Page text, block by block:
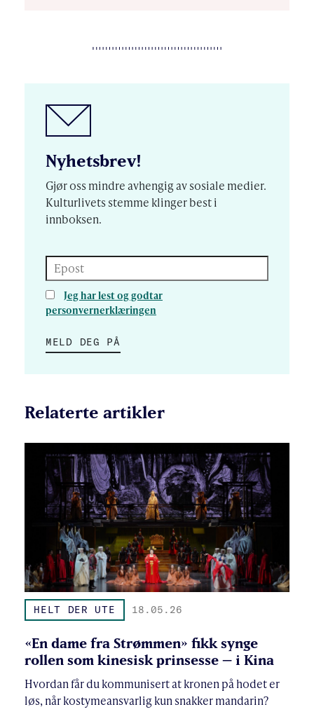
Nyhetsbrev!
Gjør oss mindre avhengig av sosiale medier.
Kulturlivets stemme klinger best i
innboksen.
Epost
Jeg har lest og godtar
personvernerklæringen
MELD DEG PÅ
Relaterte artikler
HELT DER UTE 18.05.26
«En dame fra Strømmen» fikk synge
rollen som kinesisk prinsesse – i Kina
Hvordan får du kommunisert at kronen på hodet er
løs, når kostymeansvarlig kun snakker mandarin?